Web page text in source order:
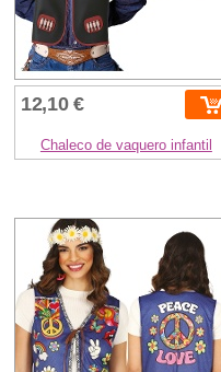
12,10 €
Chaleco de vaquero infantil